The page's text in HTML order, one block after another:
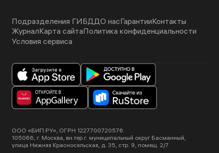
Подразделения ГИБДДО насГарантииКонтакты
ЖурналКарта сайтаПолитика конфиденциальности
Условия сервиса
ООО «БИП.РУ», ОГРН 1227700720576.
105066, г. Москва, вн.тер.г. муниципальный округ Басманный,
улица Нижняя Красносельская, д. 35, стр. 9, помещ. 2/7